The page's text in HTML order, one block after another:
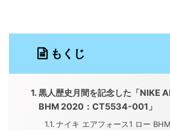
もくじ
黒人歴史月間を記念した「NIKE
BHM 2020：CT5534-001」
ナイキ エアフォース1 ロー